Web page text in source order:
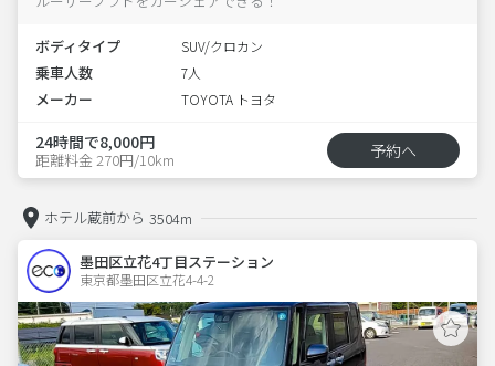
ボディタイプ SUV/クロカン
乗車人数 7人
メーカー TOYOTA トヨタ
24時間で8,000円
距離料金 270円/10km 予約へ
ホテル蔵前から 3504m
墨田区立花4丁目ステーション
東京都墨田区立花4-4-2